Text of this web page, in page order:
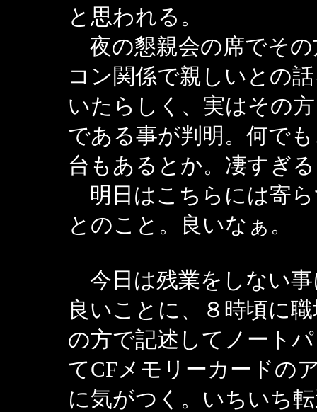
と思われる。
夜の懇親会の席でその
コン関係で親しいとの
いたらしく、実はその
である事が判明。何で
台もあるとか。凄すぎ
明日はこちらには寄
とのこと。良いなぁ。
今日は残業をしない
良いことに、８時頃に
の方で記述してノート
てCFメモリーカードの
に気がつく。いちいち